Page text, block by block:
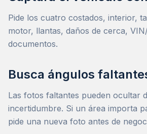
Pide los cuatro costados, interior,
motor, llantas, daños de cerca,
documentos.
Busca ángulos
Las fotos faltantes pueden ocultar
incertidumbre. Si un área importa
pide una nueva foto antes de